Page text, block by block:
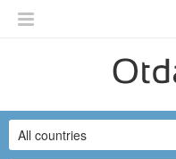
English
Русский
All countries